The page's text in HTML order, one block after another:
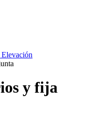
y fija